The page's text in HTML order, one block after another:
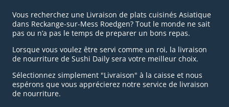
Vous recherchez une Livraison de plats cuisinés Asiatique
dans Reckange-sur-Mess Roedgen? Tout le monde ne sait
pas ou n’a pas le temps de preparer un bons repas.
Lorsque vous voulez être servi comme un roi, la livraison
de nourriture de Sushi Daily sera votre meilleur choix.
Sélectionnez simplement "Livraison" à la caisse et nous
espérons que vous apprécierez notre service de livraison
de nourriture.